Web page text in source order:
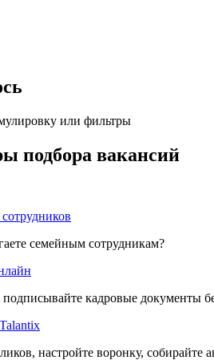
или фильтры
подбора вакансий
семейным сотрудникам?
кадровые документы
настройте воронку, собирайте